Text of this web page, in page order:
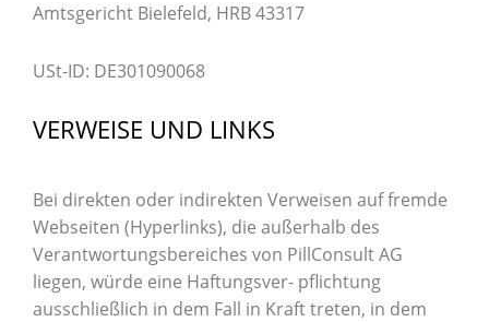
Amtsgericht Bielefeld, HRB 43317
USt-ID: DE301090068
VERWEISE UND LINKS
Bei direkten oder indirekten Verweisen auf fremde
Webseiten (Hyperlinks), die außerhalb des
Verantwortungsbereiches von PillConsult AG
liegen, würde eine Haftungsver- pflichtung
ausschließlich in dem Fall in Kraft treten, in dem